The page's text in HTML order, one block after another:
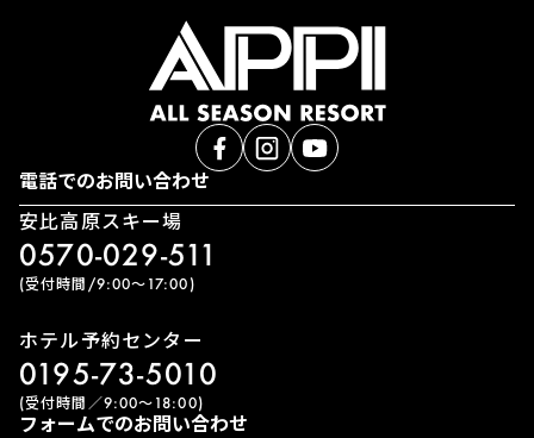
電話でのお問い合わせ
安比高原スキー場
0570-029-511
(受付時間/9:00〜17:00)
ホテル予約センター
0195-73-5010
(受付時間／9:00〜18:00)
フォームでのお問い合わせ